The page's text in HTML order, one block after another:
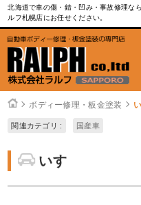
北海道で車の傷・錆・凹み・事故修理な
ルフ札幌店にお任せください。
ボディー修理・板金塗装
関連カテゴリ : 国産車
いすゞ